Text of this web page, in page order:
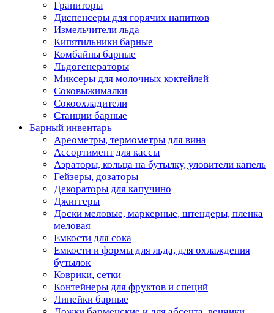
Граниторы
Диспенсеры для горячих напитков
Измельчители льда
Кипятильники барные
Комбайны барные
Льдогенераторы
Миксеры для молочных коктейлей
Соковыжималки
Сокоохладители
Станции барные
Барный инвентарь
Ареометры, термометры для вина
Ассортимент для кассы
Аэраторы, кольца на бутылку, уловители капель
Гейзеры, дозаторы
Декораторы для капучино
Джиггеры
Доски меловые, маркерные, штендеры, пленка
меловая
Емкости для сока
Емкости и формы для льда, для охлаждения
бутылок
Коврики, сетки
Контейнеры для фруктов и специй
Линейки барные